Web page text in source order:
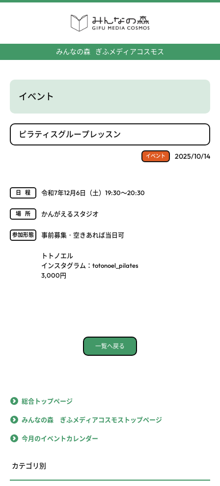
みんなの森 ぎふメディアコスモス
イベント
ピラティスグループレッスン
イベント 2025/10/14
日程 令和7年12月6日（土）19:30～20:30
場所 かんがえるスタジオ
参加形態 事前募集・空きあれば当日可
トトノエル
インスタグラム：totonoel_pilates
3,000円
一覧へ戻る
総合トップページ
みんなの森 ぎふメディアコスモストップページ
今月のイベントカレンダー
カテゴリ別